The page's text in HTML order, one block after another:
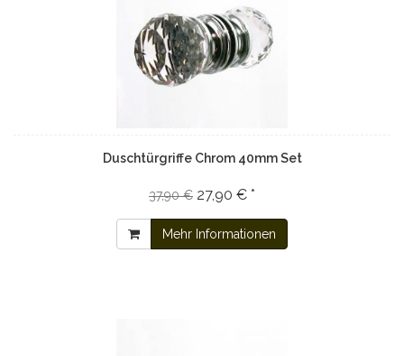
Duschtürgriffe Chrom 40mm Set
37,90 € 27,90 € *
Mehr Informationen